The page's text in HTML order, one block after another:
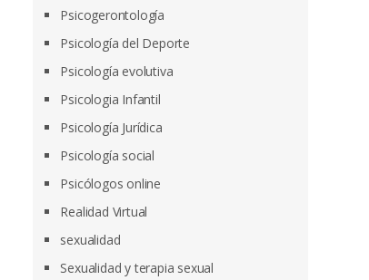
Psicogerontología
Psicología del Deporte
Psicología evolutiva
Psicologia Infantil
Psicología Jurídica
Psicología social
Psicólogos online
Realidad Virtual
sexualidad
Sexualidad y terapia sexual